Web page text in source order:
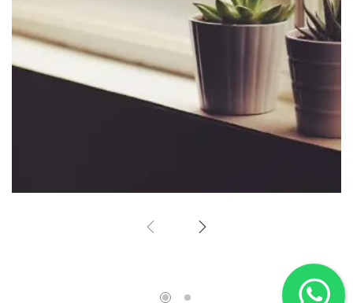
Corner Window
Home Design